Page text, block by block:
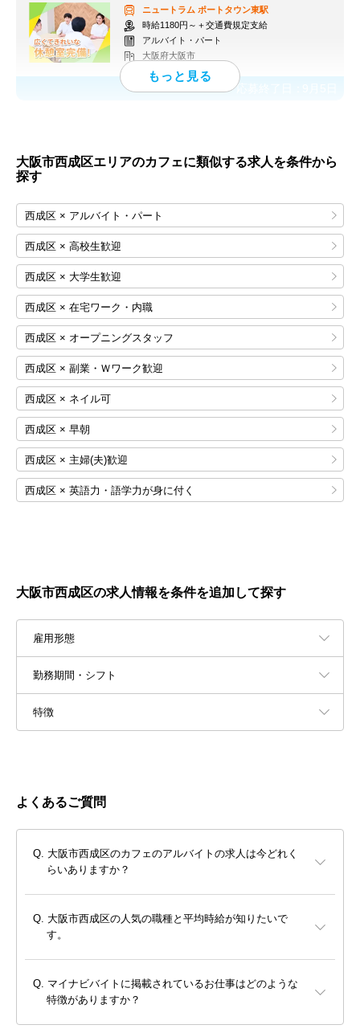
ニュートラム ポートタウン東駅
時給1180円～＋交通費規定支給
アルバイト・パート
大阪府大阪市
応募終了日：
大阪市西成区エリアのカフェに類似する求人を条件から
探す
西成区 × アルバイト・パート
西成区 × 高校生歓迎
西成区 × 大学生歓迎
西成区 × 在宅ワーク・内職
西成区 × オープニングスタッフ
西成区 × 副業・Ｗワーク歓迎
西成区 × ネイル可
西成区 × 早朝
西成区 × 主婦(夫)歓迎
西成区 × 英語力・語学力が身に付く
大阪市西成区の求人情報を条件を追加して探す
雇用形態
勤務期間・シフト
特徴
よくあるご質問
大阪市西成区のカフェのアルバイトの求人は今どれく
らいありますか？
大阪市西成区の人気の職種と平均時給が知りたいで
す。
マイナビバイトに掲載されているお仕事はどのような
特徴がありますか？